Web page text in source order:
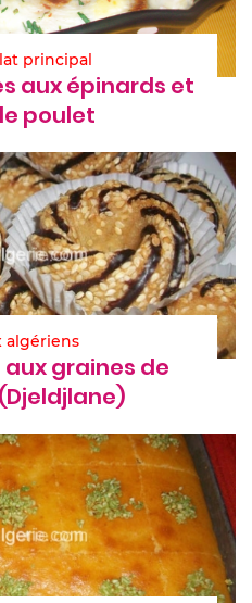
principal
aux épinards et
poulet
algériens
graines de